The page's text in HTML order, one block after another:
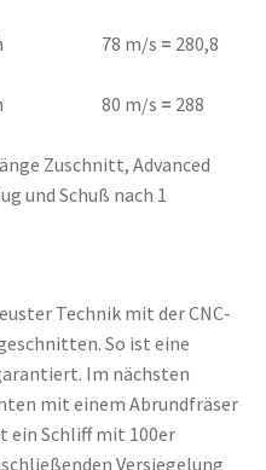
h 78 m/s = 280,8
h 80 m/s = 288
Zuschnitt, Advanced
und Schuß nach 1
Technik mit der CNC-
So ist eine
Im nächsten
mit einem Abrundfräser
ein Schliff mit 100er
Versiegelung